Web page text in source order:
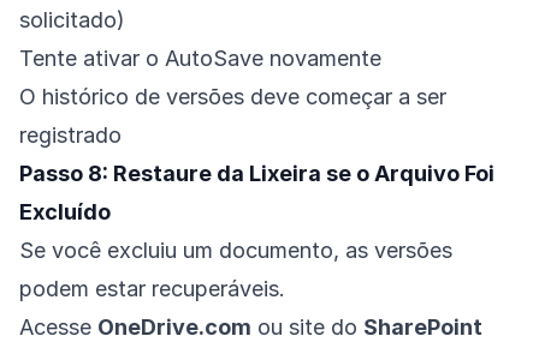
solicitado)
Tente ativar o AutoSave novamente
O histórico de versões deve começar a ser
registrado
Passo 8: Restaure da Lixeira se o Arquivo Foi
Excluído
Se você excluiu um documento, as versões
podem estar recuperáveis.
Acesse OneDrive.com ou site do SharePoint